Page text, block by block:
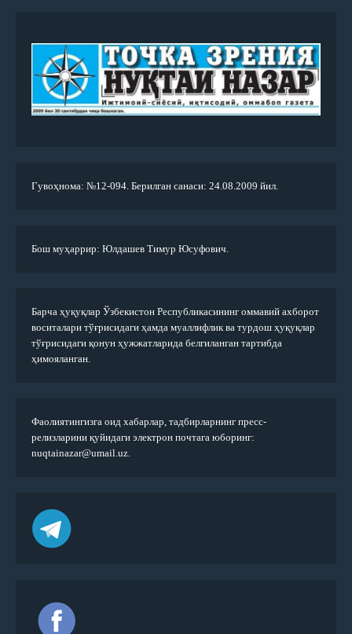
Гувоҳнома: №12-094. Берилган санаси: 24.08.2009 йил.
Бош муҳаррир: Юлдашев Тимур Юсуфович.
Барча ҳуқуқлар Ўзбекистон Республикасининг оммавий ахборот
воситалари тўғрисидаги ҳамда муаллифлик ва турдош ҳуқуқлар
тўғрисидаги қонун ҳужжатларида белгиланган тартибда
ҳимояланган.
Фаолиятингизга оид хабарлар, тадбирларнинг пресс-
релизларини қуйидаги электрон почтага юборинг:
nuqtainazar@umail.uz.